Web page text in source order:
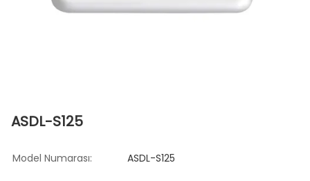
ASDL-S125
Model Numarası: ASDL-S125